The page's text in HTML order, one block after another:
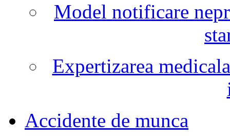
Model notificare
Expertizarea
Accidente de munca